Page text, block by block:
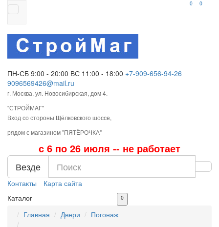
0 0
ПН-СБ 9:00 - 20:00 ВС 11:00 - 18:00 +7-909-656-94-26
9096569426@mail.ru
г. Москва, ул. Новосибирская, дом 4.
"СТРОЙМАГ"
Вход со стороны Щёлковского шоссе,
рядом с магазином "ПЯТЁРОЧКА"
с 6 по 26 июля -- не работает
Везде
Контакты
Карта сайта
Каталог
0
Главная Двери Погонаж